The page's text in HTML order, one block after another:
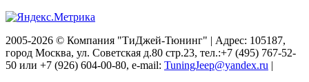
2005-2026 © Компания "ТиДжей-Тюнинг" | Адрес: 105187,
город Москва, ул. Советская д.80 стр.23, тел.:+7 (495) 767-52-
50 или +7 (926) 604-00-80, e-mail: TuningJeep@yandex.ru |